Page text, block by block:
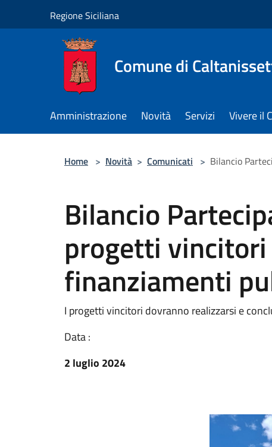
Regione Siciliana
Comune di
Amministrazione Novità Servizi Vivere il
Home > Novità > Comunicati > Bilancio
Bilancio
progetti
finanziamenti
I progetti vincitori dovranno realizzarsi e
Data :
2 luglio 2024